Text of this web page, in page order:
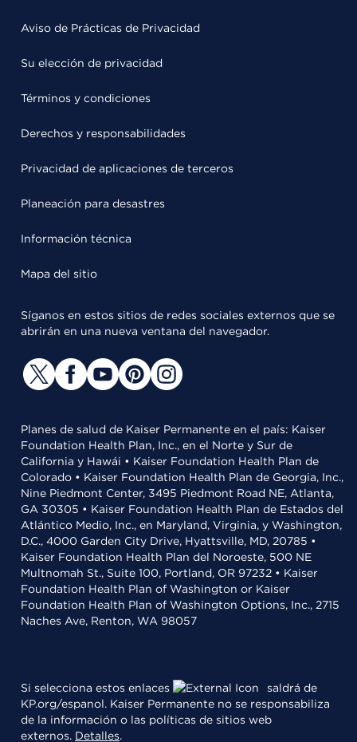
Aviso de Prácticas de Privacidad
Su elección de privacidad
Términos y condiciones
Derechos y responsabilidades
Privacidad de aplicaciones de terceros
Planeación para desastres
Información técnica
Mapa del sitio
Síganos en estos sitios de redes sociales externos que se
abrirán en una nueva ventana del navegador.
Planes de salud de Kaiser Permanente en el país: Kaiser
Foundation Health Plan, Inc., en el Norte y Sur de
California y Hawái • Kaiser Foundation Health Plan de
Colorado • Kaiser Foundation Health Plan de Georgia, Inc.,
Nine Piedmont Center, 3495 Piedmont Road NE, Atlanta,
GA 30305 • Kaiser Foundation Health Plan de Estados del
Atlántico Medio, Inc., en Maryland, Virginia, y Washington,
D.C., 4000 Garden City Drive, Hyattsville, MD, 20785 •
Kaiser Foundation Health Plan del Noroeste, 500 NE
Multnomah St., Suite 100, Portland, OR 97232 • Kaiser
Foundation Health Plan of Washington or Kaiser
Foundation Health Plan of Washington Options, Inc., 2715
Naches Ave, Renton, WA 98057
Si selecciona estos enlaces
saldrá de
KP.org/espanol. Kaiser Permanente no se responsabiliza
de la información o las políticas de sitios web
externos. Detalles.